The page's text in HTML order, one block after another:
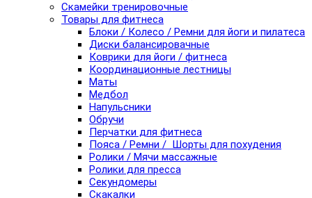
Скамейки тренировочные
Товары для фитнеса
Блоки / Колесо / Ремни для йоги и пилатеса
Диски балансировачные
Коврики для йоги / фитнеса
Координационные лестницы
Маты
Медбол
Напульсники
Обручи
Перчатки для фитнеса
Пояса / Ремни / Шорты для похудения
Ролики / Мячи массажные
Ролики для пресса
Секундомеры
Скакалки